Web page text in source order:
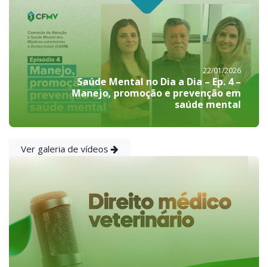
22/01/2026
Saúde Mental no Dia a Dia – Ep. 4 –
Manejo, promoção e prevenção em
saúde mental
Ver galeria de vídeos